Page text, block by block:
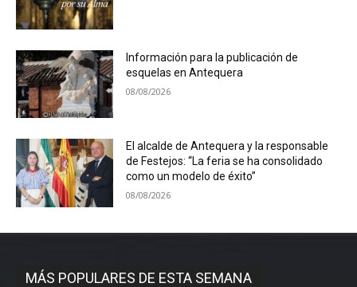
Información para la publicación de
esquelas en Antequera
08/08/2026
El alcalde de Antequera y la responsable
de Festejos: “La feria se ha consolidado
como un modelo de éxito”
08/08/2026
MÁS POPULARES DE ESTA SEMANA